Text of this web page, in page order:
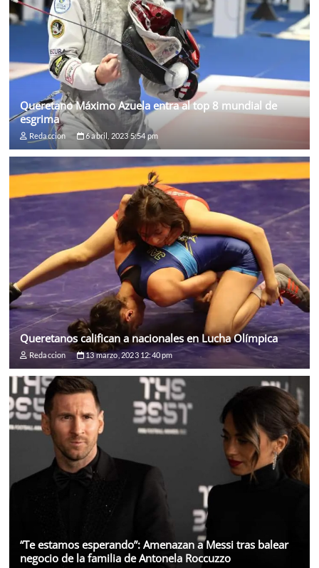
Queretano Máximo Azuela entra al top 8 mundial de
esgrima
Redaccion 6 abril, 2023 5:54 pm
Queretanos califican a nacionales en Lucha Olímpica
Redaccion 13 marzo, 2023 12:40 pm
“Te estamos esperando”: Amenazan a Messi tras balear
negocio de la familia de Antonela Roccuzzo